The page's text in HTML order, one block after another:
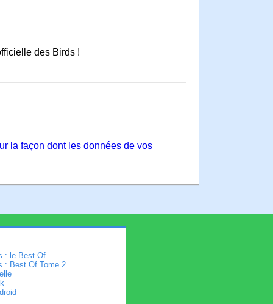
des Birds !
la façon dont les données de vos
: le Best Of
: Best Of Tome 2